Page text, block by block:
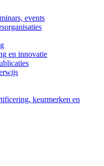
events
en innovatie
keurmerken en